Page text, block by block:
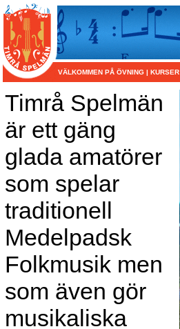
VÄLKOMMEN PÅ ÖVNING | KURSER
Timrå Spelmän
är ett gäng
glada amatörer
som spelar
traditionell
Medelpadsk
Folkmusik men
som även gör
musikaliska